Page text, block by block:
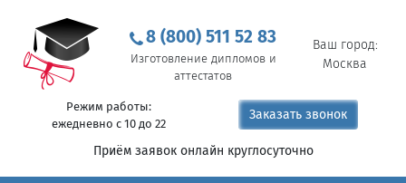
8 (800) 511 52 83
Изготовление дипломов и
аттестатов
Ваш город:
Москва
Режим работы:
ежедневно с 10 до 22
Заказать звонок
Приём заявок онлайн круглосуточно